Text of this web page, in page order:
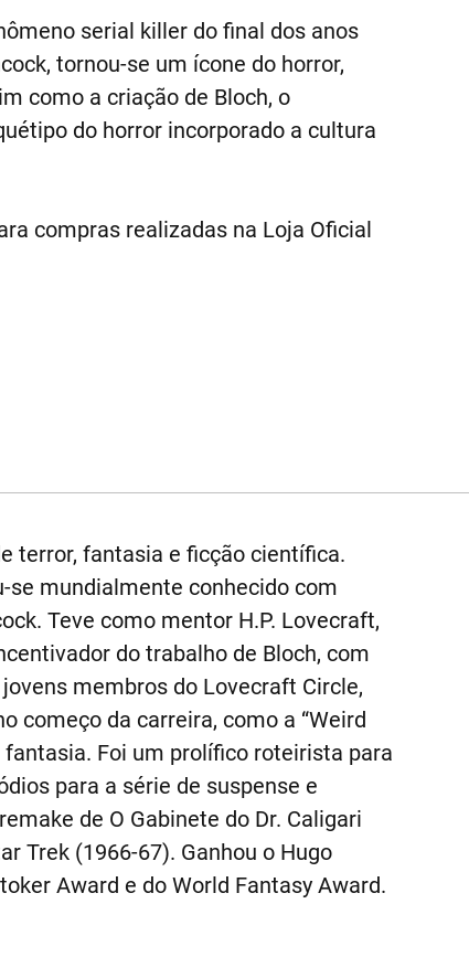
serial killer do final dos anos
tornou-se um ícone do horror,
como a criação de Bloch, o
do horror incorporado a cultura
compras realizadas na Loja Oficial
terror, fantasia e ficção científica.
se mundialmente conhecido com
Teve como mentor H.P. Lovecraft,
do trabalho de Bloch, com
membros do Lovecraft Circle,
começo da carreira, como a “Weird
Foi um prolífico roteirista para
para a série de suspense e
de O Gabinete do Dr. Caligari
Trek (1966-67). Ganhou o Hugo
Award e do World Fantasy Award.